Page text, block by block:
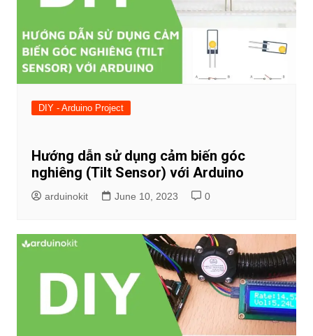
DIY - Arduino Project
Hướng dẫn sử dụng cảm biến góc
nghiêng (Tilt Sensor) với Arduino
arduinokit June 10, 2023 0